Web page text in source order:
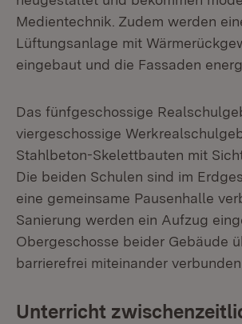
Medientechnik. Zudem werden
Lüftungsanlage mit
eingebaut und die Fassaden
Das fünfgeschossige
viergeschossige
Stahlbeton-Skelettbauten mit
Die beiden Schulen sind im
eine gemeinsame Pausenhalle
Sanierung werden ein Aufzug
Obergeschosse beider Gebäude
barrierefrei miteinander verbunden.
Unterricht